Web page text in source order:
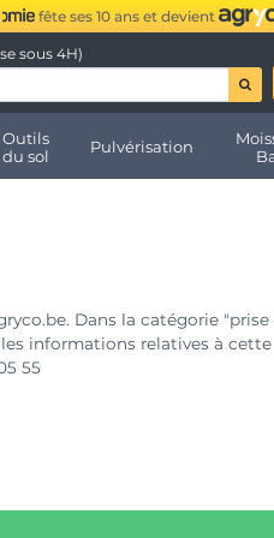
fête ses 10 ans et devient
sous 4H)
Outils
du sol
Pulvérisation
Dans la catégorie "prise
informations relatives à cette
55